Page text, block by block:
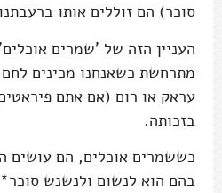
סוכר) הם זוללים אותו
העניין הזה של 'שמרים
מתרחשת כשאנחנו מכינים
עראק או רום (אם אתם
בזכותה.
כששמרים אוכלים, הם עושים
בהם הוא לנשום ולנשנש